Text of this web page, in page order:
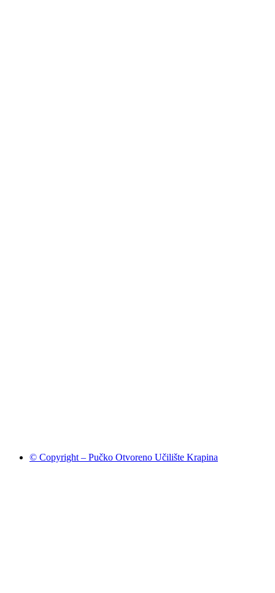
© Copyright – Pučko Otvoreno Učilište Krapina